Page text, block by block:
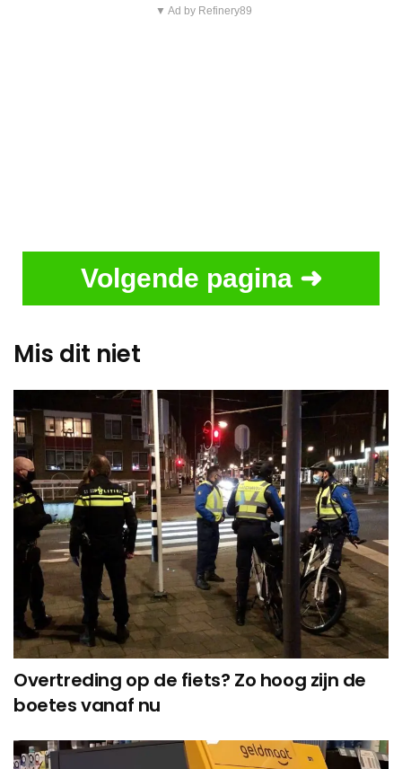
▼ Ad by Refinery89
Volgende pagina ➜
Mis dit niet
Overtreding op de fiets? Zo hoog zijn de
boetes vanaf nu